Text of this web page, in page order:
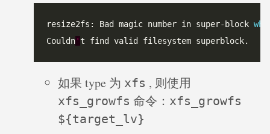
resize2fs: Bad magic number in super-block
Couldn'
如果 type 为 xfs , 则使用
xfs_growfs 命令： xfs_growfs
${target_lv}